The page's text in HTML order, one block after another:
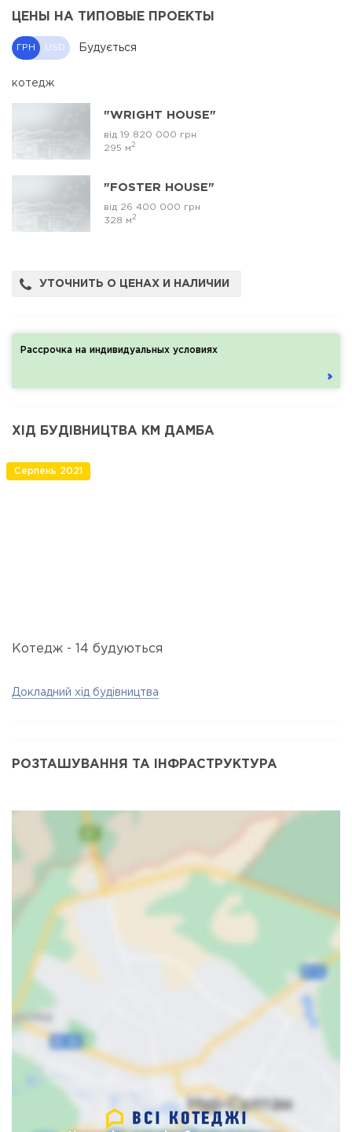
ЦЕНЫ НА ТИПОВЫЕ ПРОЕКТЫ
ГРН USD Будується
котедж
"WRIGHT HOUSE"
від 19 820 000 грн
295 м 2
"FOSTER HOUSE"
від 26 400 000 грн
328 м 2
УТОЧНИТЬ О ЦЕНАХ И НАЛИЧИИ
Рассрочка на индивидуальных условиях
ХІД БУДІВНИЦТВА КМ ДАМБА
Серпень 2021
Котедж - 14 будуються
Докладний хід будівництва
РОЗТАШУВАННЯ ТА ІНФРАСТРУКТУРА